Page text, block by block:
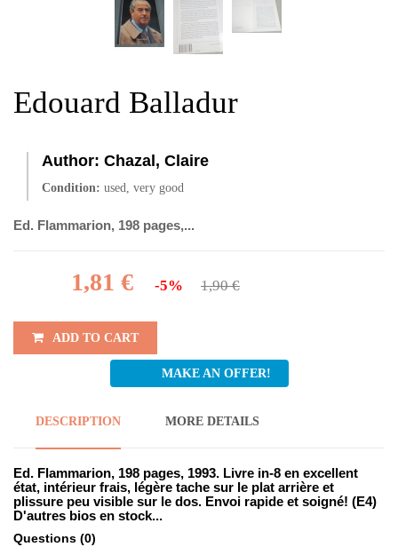
Edouard Balladur
Author: Chazal, Claire
Condition: used, very good
Ed. Flammarion, 198 pages,...
1,81 € -5% 1,90 €
ADD TO CART
MAKE AN OFFER!
DESCRIPTION MORE DETAILS
Ed. Flammarion, 198 pages, 1993. Livre in-8 en excellent
état, intérieur frais, légère tache sur le plat arrière et
plissure peu visible sur le dos. Envoi rapide et soigné! (E4)
D'autres bios en stock...
Questions (0)